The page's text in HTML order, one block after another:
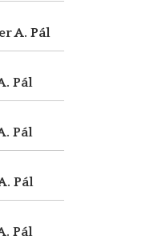
A. Pál
Pál
Pál
Pál
Pál